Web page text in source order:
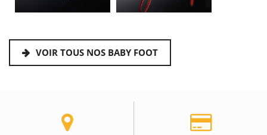
VOIR TOUS NOS BABY FOOT